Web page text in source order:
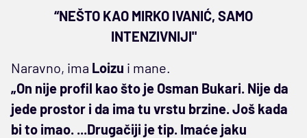
“NEŠTO KAO MIRKO IVANIĆ, SAMO
INTENZIVNIJI"
Naravno, ima Loizu i mane.
„On nije profil kao što je Osman Bukari. Nije da
jede prostor i da ima tu vrstu brzine. Još kada
bi to imao. ...Drugačiji je tip. Imaće jaku